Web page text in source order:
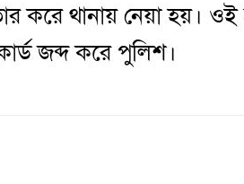
করে থানায় নেয়া হয়।
জব্দ করে পুলিশ।